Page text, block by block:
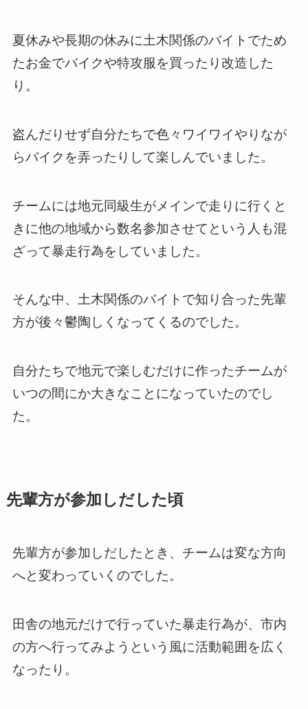
夏休みや長期の休みに土木関係のバイトでため
たお金でバイクや特攻服を買ったり改造した
り。
盗んだりせず自分たちで色々ワイワイやりなが
らバイクを弄ったりして楽しんでいました。
チームには地元同級生がメインで走りに行くと
きに他の地域から数名参加させてという人も混
ざって暴走行為をしていました。
そんな中、土木関係のバイトで知り合った先輩
方が後々鬱陶しくなってくるのでした。
自分たちで地元で楽しむだけに作ったチームが
いつの間にか大きなことになっていたのでし
た。
先輩方が参加しだした頃
先輩方が参加しだしたとき、チームは変な方向
へと変わっていくのでした。
田舎の地元だけで行っていた暴走行為が、市内
の方へ行ってみようという風に活動範囲を広く
なったり。